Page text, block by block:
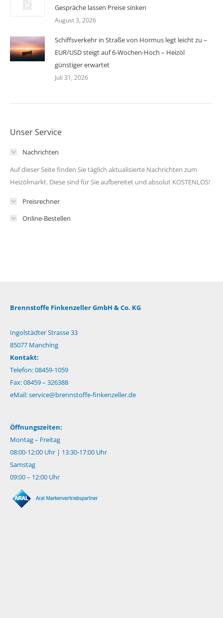
Gespräche lassen Preise sinken
August 3, 2026
Schiffsverkehr in Straße von Hormus legt leicht zu –
EUR/USD steigt auf 6-Wochen-Hoch – Heizöl
günstiger erwartet
Juli 31, 2026
Unser Service
Nachrichten
Auf dieser Seite finden Sie täglich aktualisierte Nachrichten zum
Heizölmarkt. Diese sind für Sie aufbereitet und absolut KOSTENLOS!
Preisrechner
Online-Bestellen
Brennstoffe Finkenzeller GmbH & Co. KG
Ingolstädter Strasse 33
85077 Manching
Kontakt:
Telefon: 08459-1059
Fax: 08459 – 326388
eMail:service@brennstoffe-finkenzeller.de
Öffnungszeiten:
Montag – Freitag
08:00-12:00 Uhr | 13:30-17:00 Uhr
Samstag
09:00 – 12:00 Uhr